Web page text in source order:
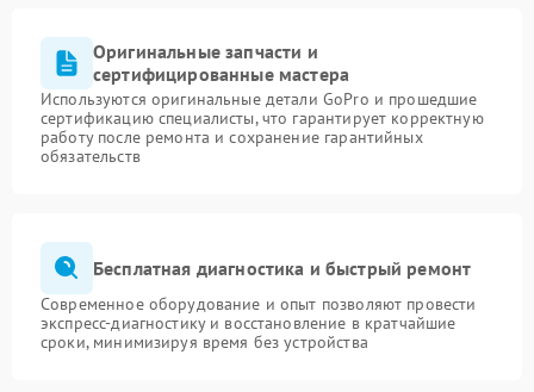
Оригинальные запчасти и
сертифицированные мастера
Используются оригинальные детали GoPro и прошедшие
сертификацию специалисты, что гарантирует корректную
работу после ремонта и сохранение гарантийных
обязательств
Бесплатная диагностика и быстрый ремонт
Современное оборудование и опыт позволяют провести
экспресс-диагностику и восстановление в кратчайшие
сроки, минимизируя время без устройства